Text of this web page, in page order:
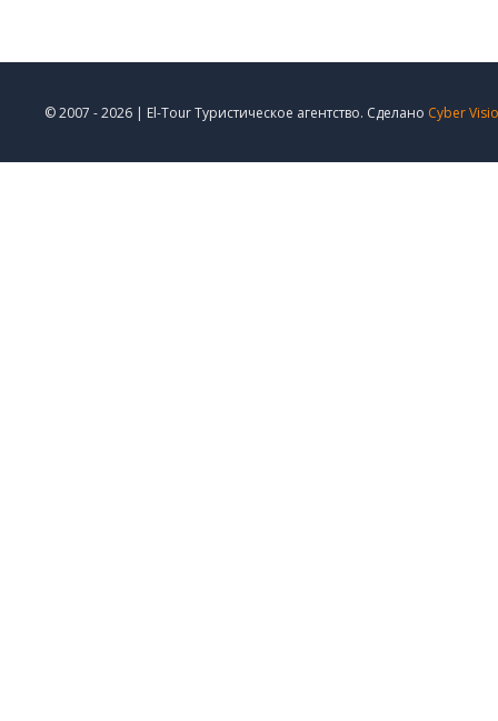
© 2007 - 2026 | El-Tour Туристическое агентство. Сделано Cyber